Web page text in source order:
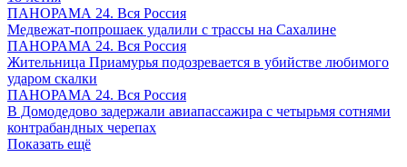
ПАНОРАМА 24. Вся Россия
Медвежат-попрошаек удалили с трассы на Сахалине
ПАНОРАМА 24. Вся Россия
Жительница Приамурья подозревается в убийстве любимого
ударом скалки
ПАНОРАМА 24. Вся Россия
В Домодедово задержали авиапассажира с четырьмя сотнями
контрабандных черепах
Показать ещё